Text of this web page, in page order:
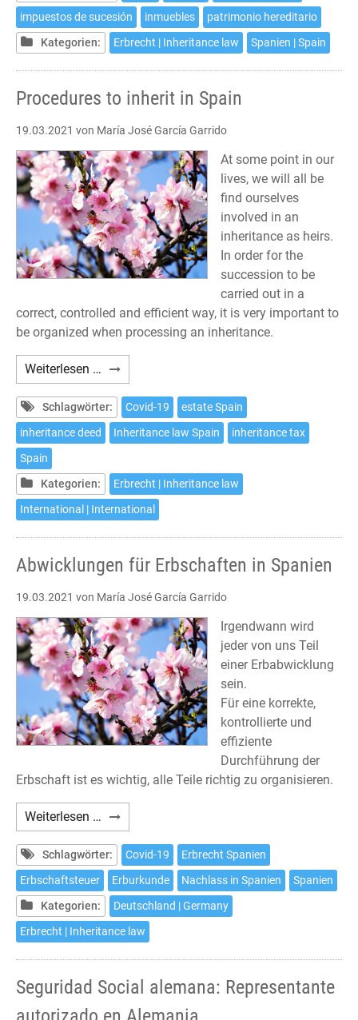
en
España
impuestos de sucesión
inmuebles
patrimonio hereditario
Kategorien:
Erbrecht | Inheritance law Spanien | Spain
Procedures to inherit in Spain
19.03.2021 von María José García Garrido
At some point in our
lives, we will all be
find ourselves
involved in an
inheritance as heirs.
In order for the
succession to be
carried out in a
correct, controlled and efficient way, it is very important to
be organized when processing an inheritance.
Weiterlesen … Procedures
to
inherit
in
Spain
Schlagwörter: Covid-19
estate Spain
inheritance deed
Inheritance law Spain
inheritance tax
Spain
Kategorien:
Erbrecht | Inheritance law
International | International
Abwicklungen für Erbschaften in Spanien
19.03.2021 von María José García Garrido
Irgendwann wird
jeder von uns Teil
einer Erbabwicklung
sein.
Für eine korrekte,
kontrollierte und
effiziente
Durchführung der
Erbschaft ist es wichtig, alle Teile richtig zu organisieren.
Weiterlesen … Abwicklungen
für
Erbschaften
in
Spanien
Schlagwörter: Covid-19
Erbrecht Spanien
Erbschaftsteuer
Erburkunde Nachlass in Spanien
Spanien
Kategorien:
Deutschland | Germany
Erbrecht | Inheritance law
Seguridad Social alemana: Representante